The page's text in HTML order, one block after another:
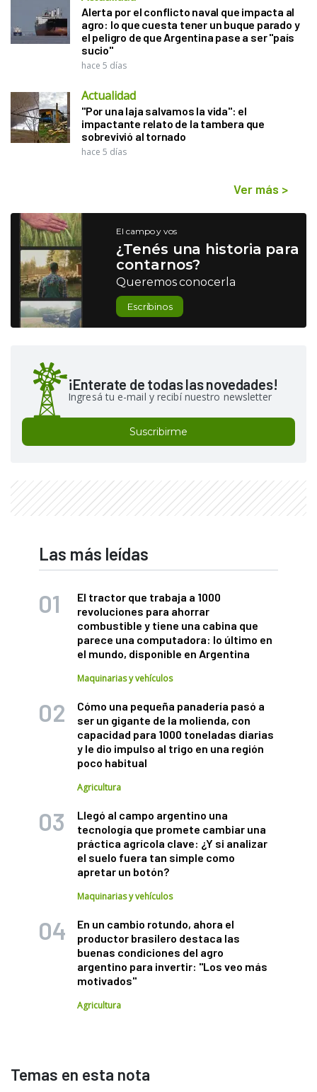
Alerta por el conflicto naval que impacta al
agro: lo que cuesta tener un buque parado y
el peligro de que Argentina pase a ser "país
sucio"
hace 5 días
Actualidad
"Por una laja salvamos la vida": el
impactante relato de la tambera que
sobrevivió al tornado
hace 5 días
Ver más >
El campo y vos
¿Tenés una historia para
contarnos?
Queremos conocerla
Escribinos
¡Enterate de todas las novedades!
Ingresá tu e-mail y recibí nuestro newsletter
Suscribirme
Las más leídas
El tractor que trabaja a 1000
revoluciones para ahorrar
combustible y tiene una cabina que
parece una computadora: lo último en
el mundo, disponible en Argentina
Maquinarias y vehículos
Cómo una pequeña panadería pasó a
ser un gigante de la molienda, con
capacidad para 1000 toneladas diarias
y le dio impulso al trigo en una región
poco habitual
Agricultura
Llegó al campo argentino una
tecnología que promete cambiar una
práctica agrícola clave: ¿Y si analizar
el suelo fuera tan simple como
apretar un botón?
Maquinarias y vehículos
En un cambio rotundo, ahora el
productor brasilero destaca las
buenas condiciones del agro
argentino para invertir: "Los veo más
motivados"
Agricultura
Temas en esta nota